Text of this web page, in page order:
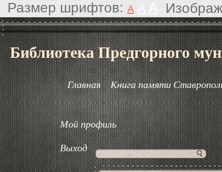
Размер шрифтов: A
Библиотека Предгорного
Главная Книга памяти
Мой профиль
Выход